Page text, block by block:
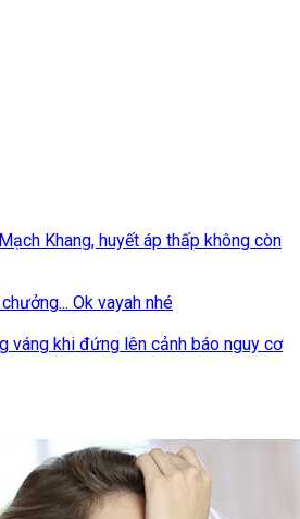
Khang, huyết áp thấp không còn
Ok vayah nhé
váng khi đứng lên cảnh báo nguy cơ